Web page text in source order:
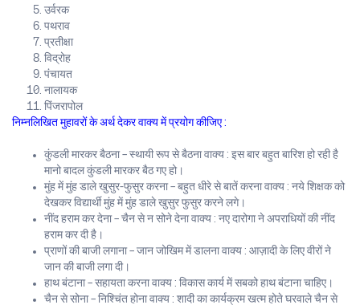
उर्वरक
पथराव
प्रतीक्षा
विद्रोह
पंचायत
नालायक
पिंजरापोल
निम्नलिखित मुहावरों के अर्थ देकर वाक्य में प्रयोग कीजिए :
कुंडली मारकर बैठना – स्थायी रूप से बैठना वाक्य : इस बार बहुत बारिश हो रही है
मानो बादल कुंडली मारकर बैठ गए हो।
मुंह में मुंह डाले खुसुर-फुसुर करना – बहुत धीरे से बातें करना वाक्य : नये शिक्षक को
देखकर विद्यार्थी मुंह में मुंह डाले खुसुर फुसुर करने लगे।
नींद हराम कर देना – चैन से न सोने देना वाक्य : नए दारोगा ने अपराधियों की नींद
हराम कर दी है।
प्राणों की बाजी लगाना – जान जोखिम में डालना वाक्य : आज़ादी के लिए वीरों ने
जान की बाजी लगा दी।
हाथ बंटाना – सहायता करना वाक्य : विकास कार्य में सबको हाथ बंटाना चाहिए।
चैन से सोना – निश्चिंत होना वाक्य : शादी का कार्यक्रम खत्म होते घरवाले चैन से